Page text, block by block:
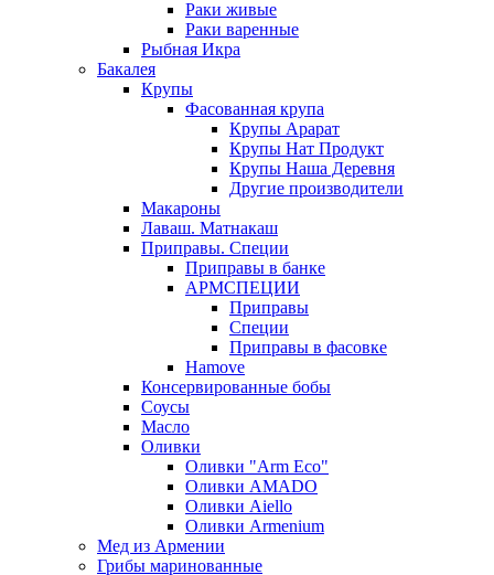
Раки живые
Раки варенные
Рыбная Икра
Бакалея
Крупы
Фасованная крупа
Крупы Арарат
Крупы Нат Продукт
Крупы Наша Деревня
Другие производители
Макароны
Лаваш. Матнакаш
Приправы. Специи
Приправы в банке
АРМСПЕЦИИ
Приправы
Специи
Приправы в фасовке
Hamove
Консервированные бобы
Соусы
Масло
Оливки
Оливки "Arm Eco"
Оливки AMADO
Оливки Aiello
Оливки Armenium
Мед из Армении
Грибы маринованные